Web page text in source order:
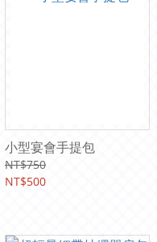
小型宴會手提包
NT$750
NT$500